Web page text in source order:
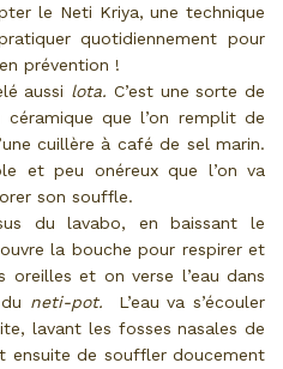
le Neti Kriya, une technique
quotidiennement pour
prévention !
aussi lota. C’est une sorte de
que l’on remplit de
cuillère à café de sel marin.
et peu onéreux que l’on va
son souffle.
du lavabo, en baissant le
la bouche pour respirer et
oreilles et on verse l’eau dans
neti-pot. L’eau va s’écouler
lavant les fosses nasales de
ensuite de souffler doucement